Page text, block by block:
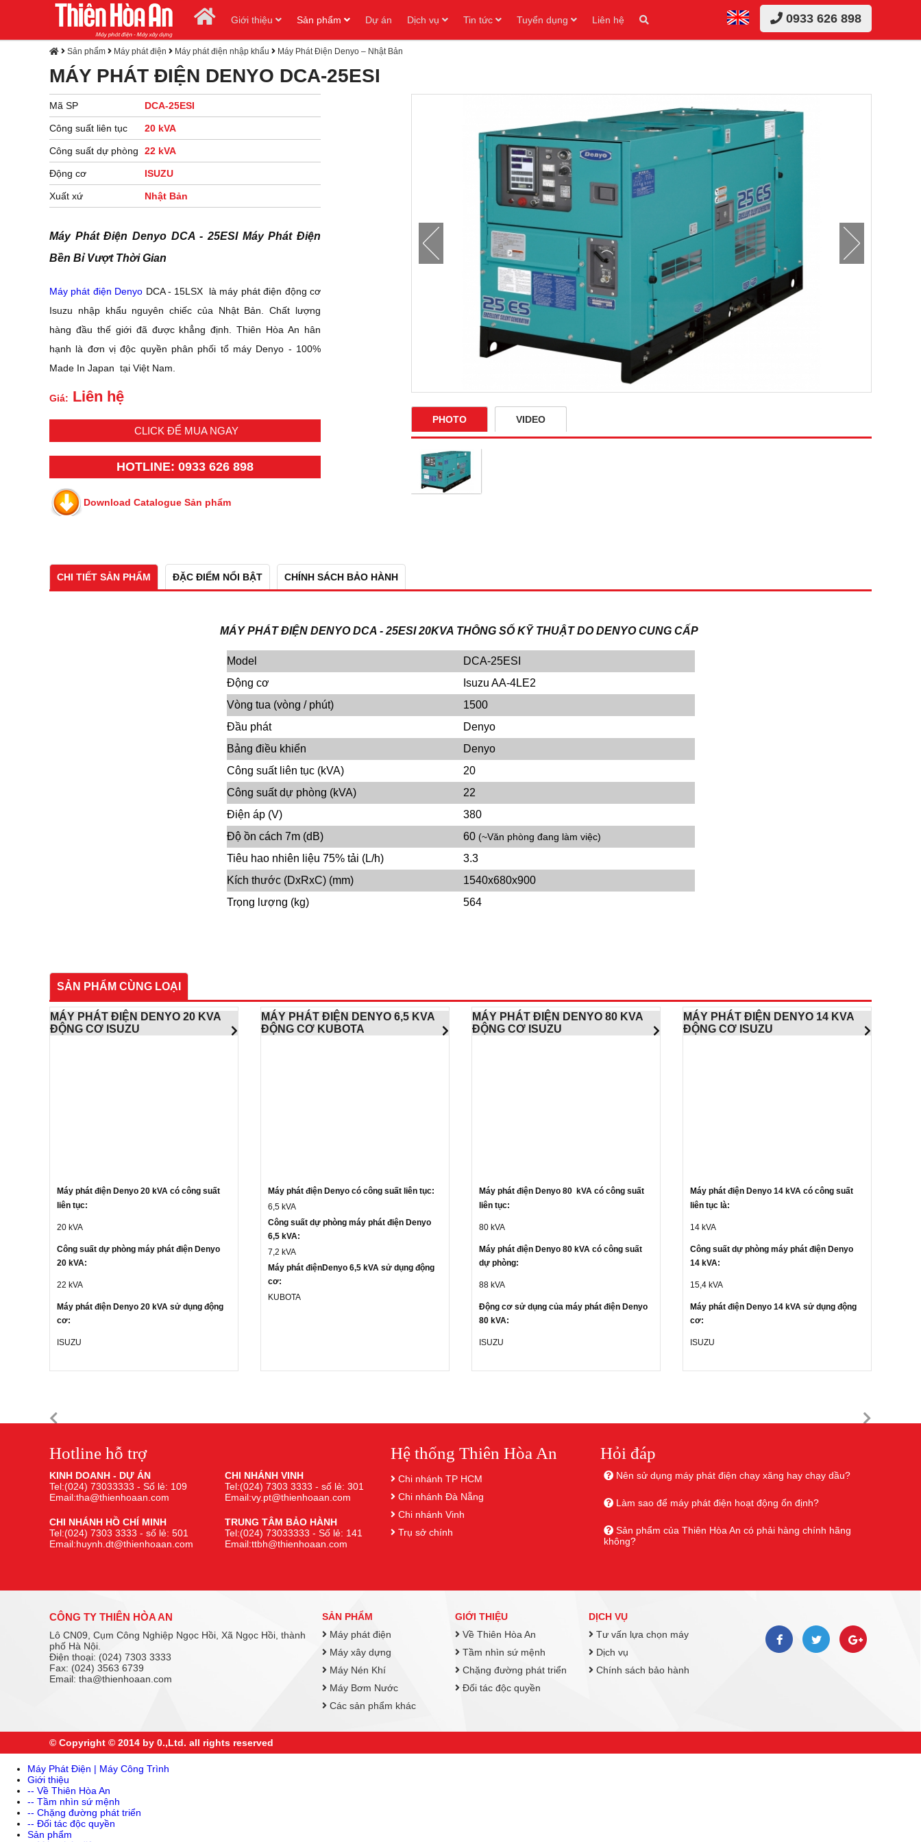
0933 626 898
Giới thiệu Sản phẩm Dự án Dịch vụ Tin tức Tuyển dụng Liên hệ
Sản phẩm Máy phát điện Máy phát điện nhập khẩu Máy Phát Điện Denyo – Nhật Bản
MÁY PHÁT ĐIỆN DENYO DCA-25ESI
Mã SP DCA-25ESI
Công suất liên tục 20 kVA
Công suất dự phòng 22 kVA
Động cơ ISUZU
Xuất xứ Nhật Bản
Máy Phát Điện Denyo DCA - 25ESI Máy Phát Điện
Bền Bỉ Vượt Thời Gian
Máy phát điện Denyo DCA - 15LSX là máy phát điện động cơ
Isuzu nhập khẩu nguyên chiếc của Nhật Bản. Chất lượng
hàng đầu thế giới đã được khẳng định. Thiên Hòa An hân
hạnh là đơn vị độc quyền phân phối tổ máy Denyo - 100%
Made In Japan tại Việt Nam.
Giá: Liên hệ
CLICK ĐỂ MUA NGAY
HOTLINE: 0933 626 898
Download Catalogue Sản phẩm
PHOTO VIDEO
CHI TIẾT SẢN PHẨM ĐẶC ĐIỂM NỔI BẬT CHÍNH SÁCH BẢO HÀNH
MÁY PHÁT ĐIỆN DENYO DCA - 25ESI 20KVA THÔNG SỐ KỸ THUẬT DO DENYO CUNG CẤP
Model
DCA-25ESI
Động cơ
Isuzu AA-4LE2
Vòng tua (vòng / phút)
1500
Đầu phát
Denyo
Bảng điều khiển
Denyo
Công suất liên tục (kVA)
20
Công suất dự phòng (kVA)
22
Điện áp (V)
380
Độ ồn cách 7m (dB)
60 (~Văn phòng đang làm việc)
Tiêu hao nhiên liệu 75% tải (L/h)
3.3
Kích thước (DxRxC) (mm)
1540x680x900
Trọng lượng (kg)
564
SẢN PHẨM CÙNG LOẠI
MÁY PHÁT ĐIỆN DENYO 20 KVA
ĐỘNG CƠ ISUZU
Máy phát điện Denyo 20 kVA có công suất
liên tục:
20 kVA
Công suất dự phòng máy phát điện Denyo
20 kVA:
22 kVA
Máy phát điện Denyo 20 kVA sử dụng động
cơ:
ISUZU
MÁY PHÁT ĐIỆN DENYO 6,5 KVA
ĐỘNG CƠ KUBOTA
Máy phát điện Denyo có công suất liên tục:
6,5 kVA
Công suất dự phòng máy phát điện Denyo
6,5 kVA:
7,2 kVA
Máy phát điệnDenyo 6,5 kVA sử dụng động
cơ:
KUBOTA
MÁY PHÁT ĐIỆN DENYO 80 KVA
ĐỘNG CƠ ISUZU
Máy phát điện Denyo 80 kVA có công suất
liên tục:
80 kVA
Máy phát điện Denyo 80 kVA có công suất
dự phòng:
88 kVA
Động cơ sử dụng của máy phát điện Denyo
80 kVA:
ISUZU
MÁY PHÁT ĐIỆN DENYO 14 KVA
ĐỘNG CƠ ISUZU
Máy phát điện Denyo 14 kVA có công suất
liên tục là:
14 kVA
Công suất dự phòng máy phát điện Denyo
14 kVA:
15,4 kVA
Máy phát điện Denyo 14 kVA sử dụng động
cơ:
ISUZU
Hotline hỗ trợ
KINH DOANH - DỰ ÁN
Tel:(024) 73033333 - Số lẻ: 109
Email:tha@thienhoaan.com
CHI NHÁNH VINH
Tel:(024) 7303 3333 - số lẻ: 301
Email:vy.pt@thienhoaan.com
CHI NHÁNH HỒ CHÍ MINH
Tel:(024) 7303 3333 - số lẻ: 501
Email:huynh.dt@thienhoaan.com
TRUNG TÂM BẢO HÀNH
Tel:(024) 73033333 - Số lẻ: 141
Email:ttbh@thienhoaan.com
Hệ thống Thiên Hòa An
Chi nhánh TP HCM
Chi nhánh Đà Nẵng
Chi nhánh Vinh
Trụ sở chính
Hỏi đáp
Nên sử dụng máy phát điện chạy xăng hay chạy dầu?
Làm sao để máy phát điện hoạt động ổn định?
Sản phẩm của Thiên Hòa An có phải hàng chính hãng
không?
CÔNG TY THIÊN HÒA AN
Lô CN09, Cụm Công Nghiệp Ngọc Hồi, Xã Ngọc Hồi, thành
phố Hà Nội.
Điện thoại: (024) 7303 3333
Fax: (024) 3563 6739
Email: tha@thienhoaan.com
SẢN PHẨM
Máy phát điện
Máy xây dựng
Máy Nén Khí
Máy Bơm Nước
Các sản phẩm khác
GIỚI THIỆU
Về Thiên Hòa An
Tầm nhìn sứ mệnh
Chặng đường phát triển
Đối tác độc quyền
DỊCH VỤ
Tư vấn lựa chọn máy
Dịch vụ
Chính sách bảo hành
© Copyright © 2014 by 0.,Ltd. all rights reserved
Máy Phát Điện | Máy Công Trình
Giới thiệu
-- Về Thiên Hòa An
-- Tầm nhìn sứ mệnh
-- Chặng đường phát triển
-- Đối tác độc quyền
Sản phẩm